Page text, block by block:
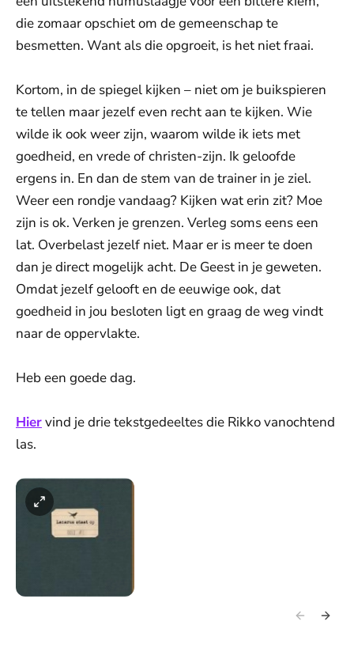
die zomaar opschiet om de gemeenschap te
besmetten. Want als die opgroeit, is het niet fraai.
Kortom, in de spiegel kijken – niet om je buikspieren
te tellen maar jezelf even recht aan te kijken. Wie
wilde ik ook weer zijn, waarom wilde ik iets met
goedheid, en vrede of christen-zijn. Ik geloofde
ergens in. En dan de stem van de trainer in je ziel.
Weer een rondje vandaag? Kijken wat erin zit? Moe
zijn is ok. Verken je grenzen. Verleg soms eens een
lat. Overbelast jezelf niet. Maar er is meer te doen
dan je direct mogelijk acht. De Geest in je geweten.
Omdat jezelf gelooft en de eeuwige ook, dat
goedheid in jou besloten ligt en graag de weg vindt
naar de oppervlakte.
Heb een goede dag.
Hiervind je drie tekstgedeeltes die Rikko vanochtend
las.